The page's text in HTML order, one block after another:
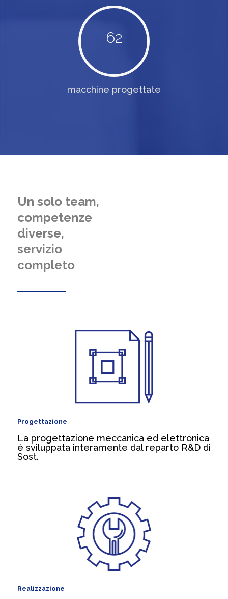
62
macchine progettate
Un solo team,
competenze
diverse,
servizio
completo
Progettazione
La progettazione meccanica ed elettronica
è sviluppata interamente dal reparto R&D di
Sost.
Realizzazione